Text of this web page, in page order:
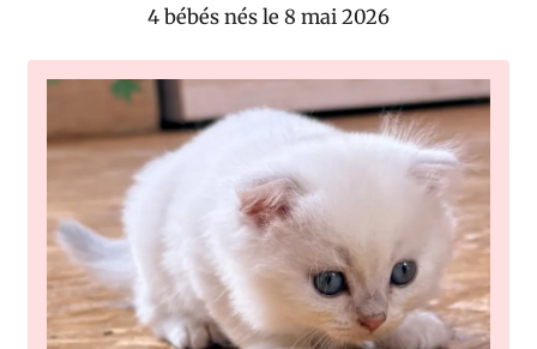
4 bébés nés le 8 mai 2026